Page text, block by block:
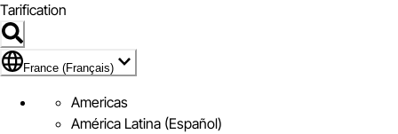
Tarification
Pavillon de France (Français)
France (Français)
Americas
América Latina (Español)